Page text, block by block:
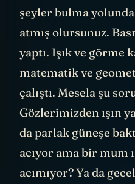
şeyler bulma
atmış olursunuz.
yaptı. Işık ve görme
matematik ve
çalıştı. Mesela şu
Gözlerimizden ışın
da parlak güneşe
acıyor ama bir mum
acımıyor? Ya da